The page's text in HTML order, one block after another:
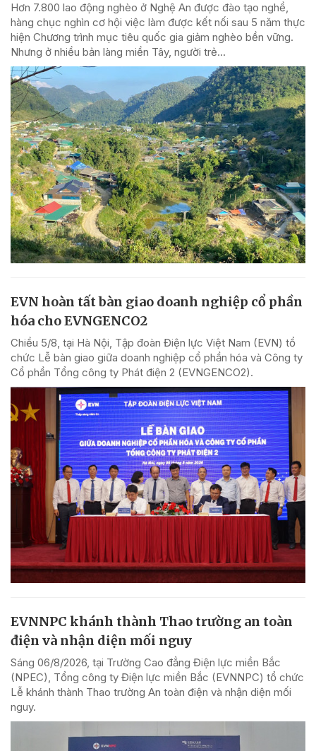
Hơn 7.800 lao động nghèo ở Nghệ An được đào tạo nghề,
hàng chục nghìn cơ hội việc làm được kết nối sau 5 năm thực
hiện Chương trình mục tiêu quốc gia giảm nghèo bền vững.
Nhưng ở nhiều bản làng miền Tây, người trẻ...
EVN hoàn tất bàn giao doanh nghiệp cổ phần
hóa cho EVNGENCO2
Chiều 5/8, tại Hà Nội, Tập đoàn Điện lực Việt Nam (EVN) tổ
chức Lễ bàn giao giữa doanh nghiệp cổ phần hóa và Công ty
Cổ phần Tổng công ty Phát điện 2 (EVNGENCO2).
EVNNPC khánh thành Thao trường an toàn
điện và nhận diện mối nguy
Sáng 06/8/2026, tại Trường Cao đẳng Điện lực miền Bắc
(NPEC), Tổng công ty Điện lực miền Bắc (EVNNPC) tổ chức
Lễ khánh thành Thao trường An toàn điện và nhận diện mối
nguy.